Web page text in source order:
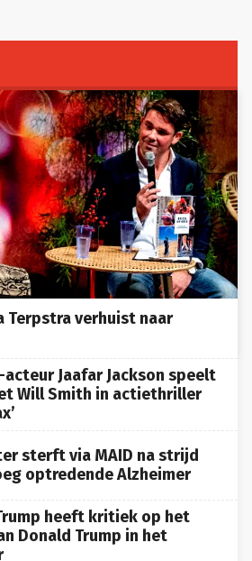
Terpstra verhuist naar
acteur Jaafar Jackson speelt
Will Smith in actiethriller
sterft via MAID na strijd
optredende Alzheimer
heeft kritiek op het
Donald Trump in het